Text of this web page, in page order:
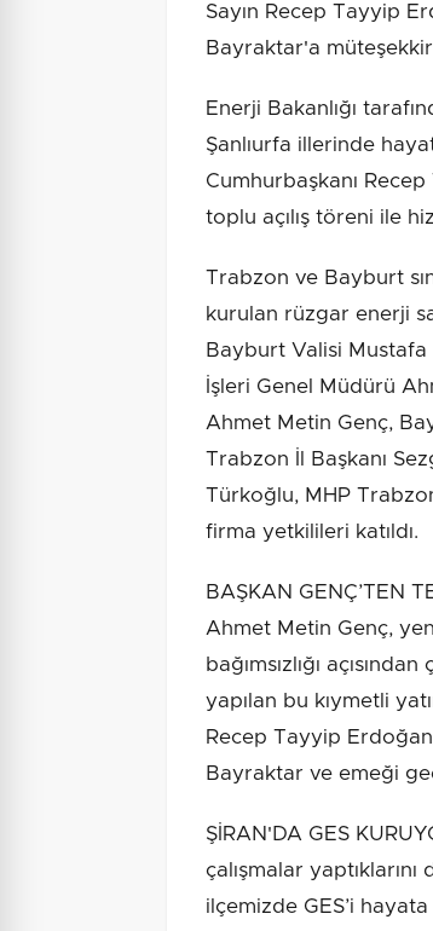
Sayın Recep Tayyip
Bayraktar'a
Enerji Bakanlığı
Şanlıurfa illerinde
Cumhurbaşkanı Recep
toplu açılış töreni ile
Trabzon ve Bayburt
kurulan rüzgar enerji
Bayburt Valisi Mustafa
İşleri Genel Müdürü
Ahmet Metin Genç,
Trabzon İl Başkanı
Türkoğlu, MHP
firma yetkilileri katıldı.
BAŞKAN GENÇ’TEN
Ahmet Metin Genç,
bağımsızlığı
yapılan bu kıymetli
Recep Tayyip
Bayraktar ve emeği
ŞİRAN'DA GES
çalışmalar
ilçemizde GES’i